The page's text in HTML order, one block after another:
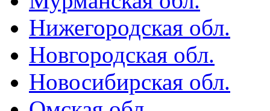
Нижегородская обл.
Новгородская обл.
Новосибирская обл.